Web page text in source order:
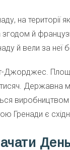
на
згодом й
й вели за неї
Джорджес.
Державна
Гренади є